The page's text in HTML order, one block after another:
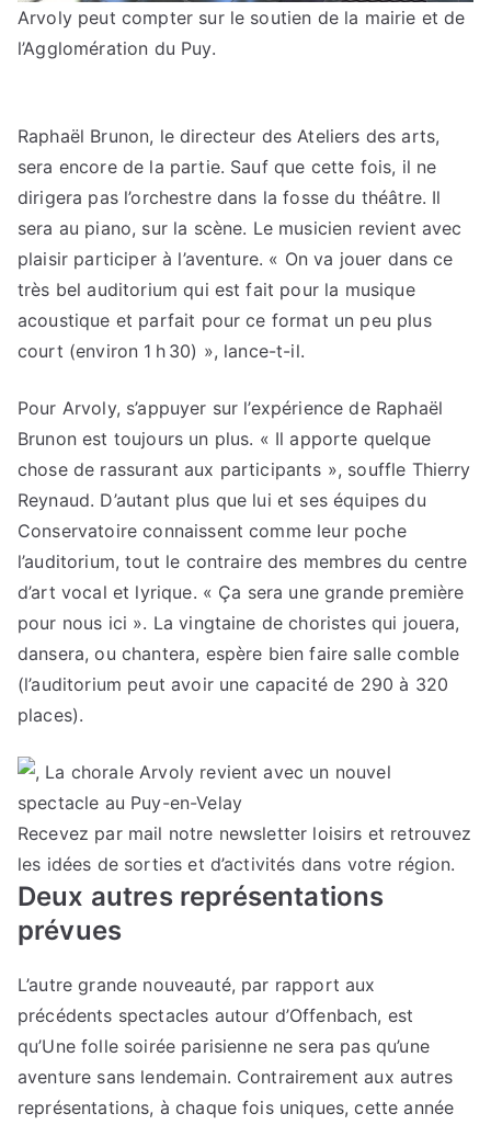
Arvoly peut compter sur le soutien de la mairie et de
l’Agglomération du Puy.
Raphaël Brunon, le directeur des Ateliers des arts,
sera encore de la partie. Sauf que cette fois, il ne
dirigera pas l’orchestre dans la fosse du théâtre. Il
sera au piano, sur la scène. Le musicien revient avec
plaisir participer à l’aventure. « On va jouer dans ce
très bel auditorium qui est fait pour la musique
acoustique et parfait pour ce format un peu plus
court (environ 1 h 30) », lance-t-il.
Pour Arvoly, s’appuyer sur l’expérience de Raphaël
Brunon est toujours un plus. « Il apporte quelque
chose de rassurant aux participants », souffle Thierry
Reynaud. D’autant plus que lui et ses équipes du
Conservatoire connaissent comme leur poche
l’auditorium, tout le contraire des membres du centre
d’art vocal et lyrique. « Ça sera une grande première
pour nous ici ». La vingtaine de choristes qui jouera,
dansera, ou chantera, espère bien faire salle comble
(l’auditorium peut avoir une capacité de 290 à 320
places).
Recevez par mail notre newsletter loisirs et retrouvez
les idées de sorties et d’activités dans votre région.
Deux autres représentations
prévues
L’autre grande nouveauté, par rapport aux
précédents spectacles autour d’Offenbach, est
qu’Une folle soirée parisienne ne sera pas qu’une
aventure sans lendemain. Contrairement aux autres
représentations, à chaque fois uniques, cette année